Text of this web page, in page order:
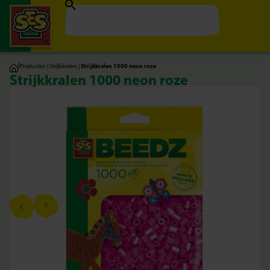
|Producten | Strijkkralen |Strijkkralen 1000 neon roze
Strijkkralen 1000 neon roze